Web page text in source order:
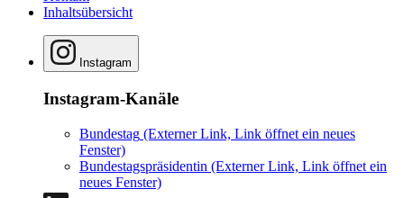
Inhaltsübersicht
Instagram
Instagram-Kanäle
Bundestag (Externer Link, Link öffnet ein neues
Fenster)
Bundestagspräsidentin (Externer Link, Link öffnet ein
neues Fenster)